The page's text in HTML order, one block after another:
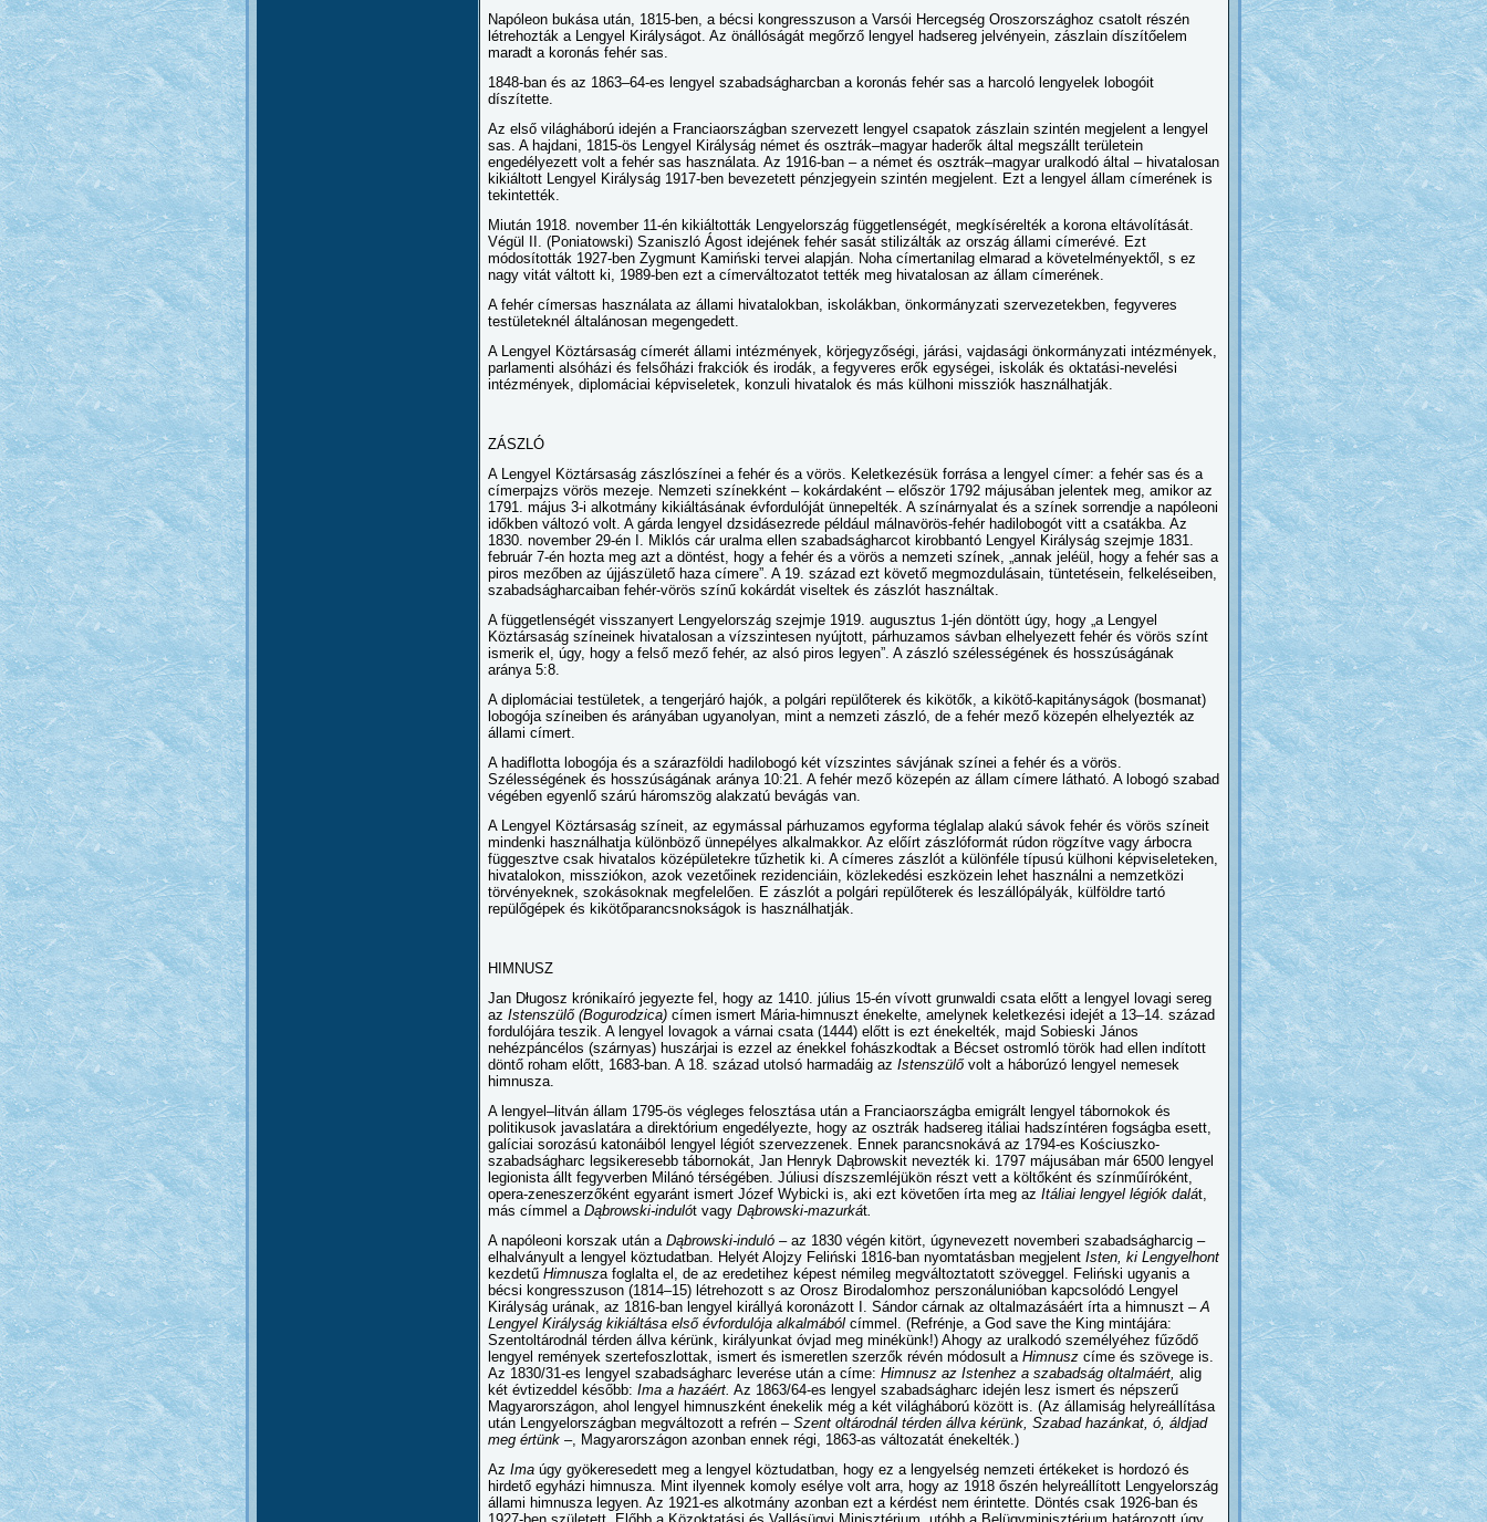
Napóleon bukása után, 1815-ben, a bécsi kongresszuson a Varsói Hercegség Oroszországhoz csatolt részén
létrehozták a Lengyel Királyságot. Az önállóságát megőrző lengyel hadsereg jelvényein, zászlain díszítőelem
maradt a koronás fehér sas.
1848-ban és az 1863–64-es lengyel szabadságharcban a koronás fehér sas a harcoló lengyelek lobogóit
díszítette.
Az első világháború idején a Franciaországban szervezett lengyel csapatok zászlain szintén megjelent a lengyel
sas. A hajdani, 1815-ös Lengyel Királyság német és osztrák–magyar haderők által megszállt területein
engedélyezett volt a fehér sas használata. Az 1916-ban – a német és osztrák–magyar uralkodó által – hivatalosan
kikiáltott Lengyel Királyság 1917-ben bevezetett pénzjegyein szintén megjelent. Ezt a lengyel állam címerének is
tekintették.
Miután 1918. november 11-én kikiáltották Lengyelország függetlenségét, megkísérelték a korona eltávolítását.
Végül II. (Poniatowski) Szaniszló Ágost idejének fehér sasát stilizálták az ország állami címerévé. Ezt
módosították 1927-ben Zygmunt Kamiński tervei alapján. Noha címertanilag elmarad a követelményektől, s ez
nagy vitát váltott ki, 1989-ben ezt a címerváltozatot tették meg hivatalosan az állam címerének.
A fehér címersas használata az állami hivatalokban, iskolákban, önkormányzati szervezetekben, fegyveres
testületeknél általánosan megengedett.
A Lengyel Köztársaság címerét állami intézmények, körjegyzőségi, járási, vajdasági önkormányzati intézmények,
parlamenti alsóházi és felsőházi frakciók és irodák, a fegyveres erők egységei, iskolák és oktatási-nevelési
intézmények, diplomáciai képviseletek, konzuli hivatalok és más külhoni missziók használhatják.
ZÁSZLÓ
A Lengyel Köztársaság zászlószínei a fehér és a vörös. Keletkezésük forrása a lengyel címer: a fehér sas és a
címerpajzs vörös mezeje. Nemzeti színekként – kokárdaként – először 1792 májusában jelentek meg, amikor az
1791. május 3-i alkotmány kikiáltásának évfordulóját ünnepelték. A színárnyalat és a színek sorrendje a napóleoni
időkben változó volt. A gárda lengyel dzsidásezrede például málnavörös-fehér hadilobogót vitt a csatákba. Az
1830. november 29-én I. Miklós cár uralma ellen szabadságharcot kirobbantó Lengyel Királyság szejmje 1831.
február 7-én hozta meg azt a döntést, hogy a fehér és a vörös a nemzeti színek, „annak jeléül, hogy a fehér sas a
piros mezőben az újjászülető haza címere”. A 19. század ezt követő megmozdulásain, tüntetésein, felkeléseiben,
szabadságharcaiban fehér-vörös színű kokárdát viseltek és zászlót használtak.
A függetlenségét visszanyert Lengyelország szejmje 1919. augusztus 1-jén döntött úgy, hogy „a Lengyel
Köztársaság színeinek hivatalosan a vízszintesen nyújtott, párhuzamos sávban elhelyezett fehér és vörös színt
ismerik el, úgy, hogy a felső mező fehér, az alsó piros legyen”. A zászló szélességének és hosszúságának
aránya 5:8.
A diplomáciai testületek, a tengerjáró hajók, a polgári repülőterek és kikötők, a kikötő-kapitányságok (bosmanat)
lobogója színeiben és arányában ugyanolyan, mint a nemzeti zászló, de a fehér mező közepén elhelyezték az
állami címert.
A hadiflotta lobogója és a szárazföldi hadilobogó két vízszintes sávjának színei a fehér és a vörös.
Szélességének és hosszúságának aránya 10:21. A fehér mező közepén az állam címere látható. A lobogó szabad
végében egyenlő szárú háromszög alakzatú bevágás van.
A Lengyel Köztársaság színeit, az egymással párhuzamos egyforma téglalap alakú sávok fehér és vörös színeit
mindenki használhatja különböző ünnepélyes alkalmakkor. Az előírt zászlóformát rúdon rögzítve vagy árbocra
függesztve csak hivatalos középületekre tűzhetik ki. A címeres zászlót a különféle típusú külhoni képviseleteken,
hivatalokon, missziókon, azok vezetőinek rezidenciáin, közlekedési eszközein lehet használni a nemzetközi
törvényeknek, szokásoknak megfelelően. E zászlót a polgári repülőterek és leszállópályák, külföldre tartó
repülőgépek és kikötőparancsnokságok is használhatják.
HIMNUSZ
Jan Długosz krónikaíró jegyezte fel, hogy az 1410. július 15-én vívott grunwaldi csata előtt a lengyel lovagi sereg
az Istenszülő (Bogurodzica) címen ismert Mária-himnuszt énekelte, amelynek keletkezési idejét a 13–14. század
fordulójára teszik. A lengyel lovagok a várnai csata (1444) előtt is ezt énekelték, majd Sobieski János
nehézpáncélos (szárnyas) huszárjai is ezzel az énekkel fohászkodtak a Bécset ostromló török had ellen indított
döntő roham előtt, 1683-ban. A 18. század utolsó harmadáig az Istenszülővolt a háborúzó lengyel nemesek
himnusza.
A lengyel–litván állam 1795-ös végleges felosztása után a Franciaországba emigrált lengyel tábornokok és
politikusok javaslatára a direktórium engedélyezte, hogy az osztrák hadsereg itáliai hadszíntéren fogságba esett,
galíciai sorozású katonáiból lengyel légiót szervezzenek. Ennek parancsnokává az 1794-es Kościuszko-
szabadságharc legsikeresebb tábornokát, Jan Henryk Dąbrowskit nevezték ki. 1797 májusában már 6500 lengyel
legionista állt fegyverben Milánó térségében. Júliusi díszszemléjükön részt vett a költőként és színműíróként,
opera-zeneszerzőként egyaránt ismert Józef Wybicki is, aki ezt követően írta meg az Itáliai lengyel légiók dalát,
más címmel a Dąbrowski-indulót vagy Dąbrowski-mazurkát.
A napóleoni korszak után a Dąbrowski-induló – az 1830 végén kitört, úgynevezett novemberi szabadságharcig –
elhalványult a lengyel köztudatban. Helyét Alojzy Feliński 1816-ban nyomtatásban megjelent Isten, ki Lengyelhont
kezdetű Himnusza foglalta el, de az eredetihez képest némileg megváltoztatott szöveggel. Feliński ugyanis a
bécsi kongresszuson (1814–15) létrehozott s az Orosz Birodalomhoz perszonálunióban kapcsolódó Lengyel
Királyság urának, az 1816-ban lengyel királlyá koronázott I. Sándor cárnak az oltalmazásáért írta a himnuszt –A
Lengyel Királyság kikiáltása első évfordulója alkalmából címmel. (Refrénje, a God save the King mintájára:
Szentoltárodnál térden állva kérünk, királyunkat óvjad meg minékünk!) Ahogy az uralkodó személyéhez fűződő
lengyel remények szertefoszlottak, ismert és ismeretlen szerzők révén módosult a Himnusz címe és szövege is.
Az 1830/31-es lengyel szabadságharc leverése után a címe: Himnusz az Istenhez a szabadság oltalmáért, alig
két évtizeddel később: Ima a hazáért. Az 1863/64-es lengyel szabadságharc idején lesz ismert és népszerű
Magyarországon, ahol lengyel himnuszként énekelik még a két világháború között is. (Az államiság helyreállítása
után Lengyelországban megváltozott a refrén – Szent oltárodnál térden állva kérünk, Szabad hazánkat, ó, áldjad
meg értünk –, Magyarországon azonban ennek régi, 1863-as változatát énekelték.)
Az Ima úgy gyökeresedett meg a lengyel köztudatban, hogy ez a lengyelség nemzeti értékeket is hordozó és
hirdető egyházi himnusza. Mint ilyennek komoly esélye volt arra, hogy az 1918 őszén helyreállított Lengyelország
állami himnusza legyen. Az 1921-es alkotmány azonban ezt a kérdést nem érintette. Döntés csak 1926-ban és